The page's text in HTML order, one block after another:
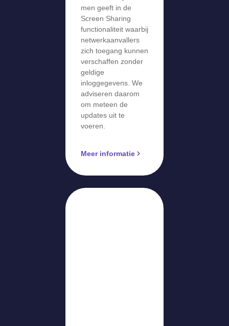
men geeft in de
Screen Sharing
functionaliteit waarbij
netwerkaanvallers
zich toegang kunnen
verschaffen zonder
geldige
inloggegevens. We
adviseren daarom
om meteen de
updates uit te
voeren.
Meer informatie